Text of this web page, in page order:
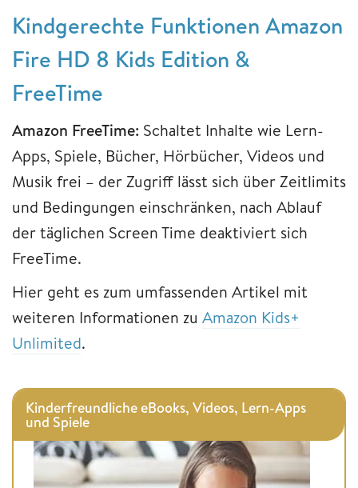
Kindgerechte Funktionen Amazon
Fire HD 8 Kids Edition &
FreeTime
Amazon FreeTime: Schaltet Inhalte wie Lern-
Apps, Spiele, Bücher, Hörbücher, Videos und
Musik frei – der Zugriff lässt sich über Zeitlimits
und Bedingungen einschränken, nach Ablauf
der täglichen Screen Time deaktiviert sich
FreeTime.
Hier geht es zum umfassenden Artikel mit
weiteren Informationen zu Amazon Kids+
Unlimited.
Kinderfreundliche eBooks, Videos, Lern-Apps
und Spiele